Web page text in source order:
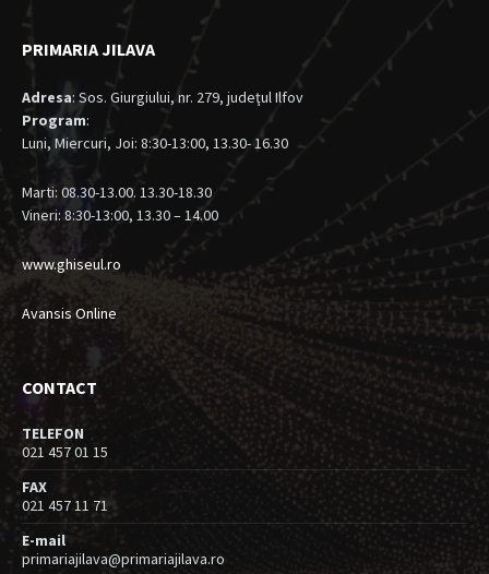
PRIMARIA JILAVA
Adresa: Sos. Giurgiului, nr. 279, judeţul Ilfov
Program:
Luni, Miercuri, Joi: 8:30-13:00, 13.30- 16.30
Marti: 08.30-13.00. 13.30-18.30
Vineri: 8:30-13:00, 13.30 – 14.00
www.ghiseul.ro
Avansis Online
CONTACT
TELEFON
021 457 01 15
FAX
021 457 11 71
E-mail
primariajilava@primariajilava.ro